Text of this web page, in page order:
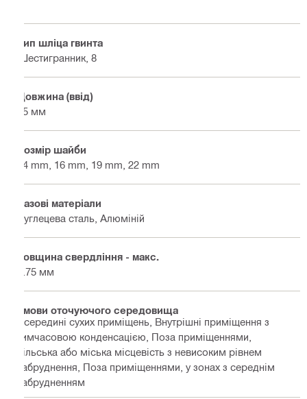
Тип шліца гвинта
Шестигранник, 8
Довжина (ввід)
25 мм
Розмір шайби
14 mm, 16 mm, 19 mm, 22 mm
Базові матеріали
Вуглецева сталь, Алюміній
Товщина свердління - макс.
3.75 мм
Умови оточуючого середовища
Всередині сухих приміщень, Внутрішні приміщення з
тимчасовою конденсацією, Поза приміщеннями,
сільська або міська місцевість з невисоким рівнем
забруднення, Поза приміщеннями, у зонах з середнім
забрудненням